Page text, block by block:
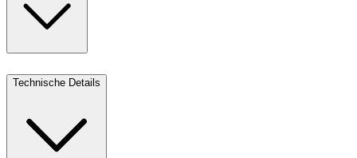
Technische Details